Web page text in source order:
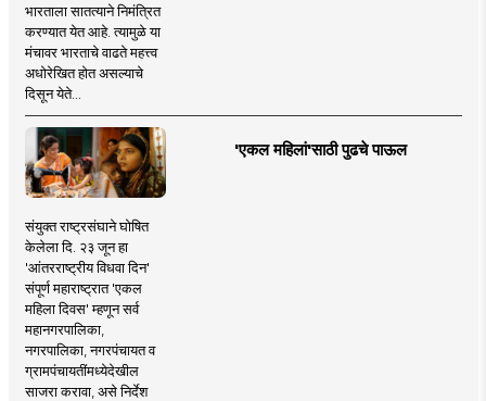
भारताला सातत्याने निमंत्रित
करण्यात येत आहे. त्यामुळे या
मंचावर भारताचे वाढते महत्त्व
अधोरेखित होत असल्याचे
दिसून येते...
'एकल महिलां'साठी पुढचे पाऊल
संयुक्त राष्ट्रसंघाने घोषित
केलेला दि. २३ जून हा
'आंतरराष्ट्रीय विधवा दिन'
संपूर्ण महाराष्ट्रात 'एकल
महिला दिवस' म्हणून सर्व
महानगरपालिका,
नगरपालिका, नगरपंचायत व
ग्रामपंचायतींमध्येदेखील
साजरा करावा, असे निर्देश